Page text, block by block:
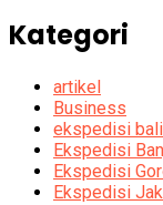
Kategori
artikel
Business
ekspedisi
Ekspedisi
Ekspedisi
Ekspedisi